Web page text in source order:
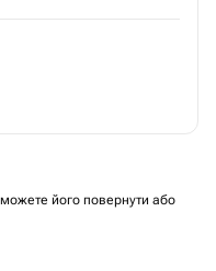
його повернути або